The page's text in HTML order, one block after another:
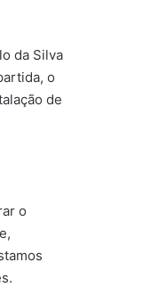
da Silva
o
de
o